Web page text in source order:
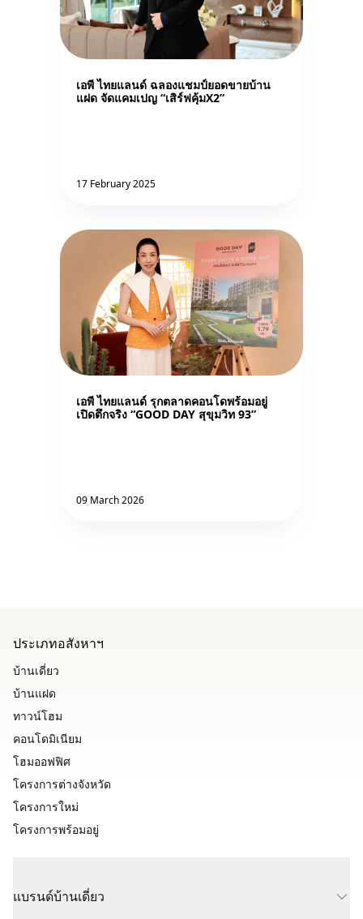
เอพี ไทยแลนด์ ฉลองแชมป์ยอดขายบ้าน
แฝด จัดแคมเปญ “เสิร์ฟคุ้มX2”
17 February 2025
เอพี ไทยแลนด์ รุกตลาดคอนโดพร้อมอยู่
เปิดตึกจริง “GOOD DAY สุขุมวิท 93”
09 March 2026
ประเภทอสังหาฯ
บ้านเดี่ยว
บ้านแฝด
ทาวน์โฮม
คอนโดมิเนียม
โฮมออฟฟิศ
โครงการต่างจังหวัด
โครงการใหม่
โครงการพร้อมอยู่
แบรนด์บ้านเดี่ยว